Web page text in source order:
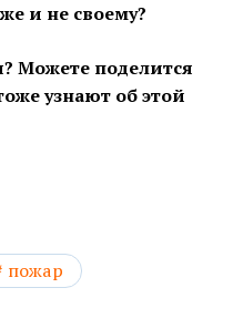
и не своему?
Можете поделится
узнают об этой
пожар